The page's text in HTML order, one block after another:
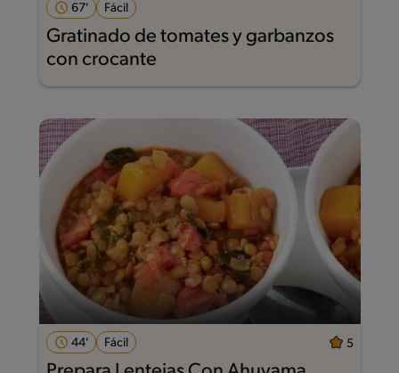
67' Fácil
Gratinado de tomates y garbanzos
con crocante
44' Fácil 5